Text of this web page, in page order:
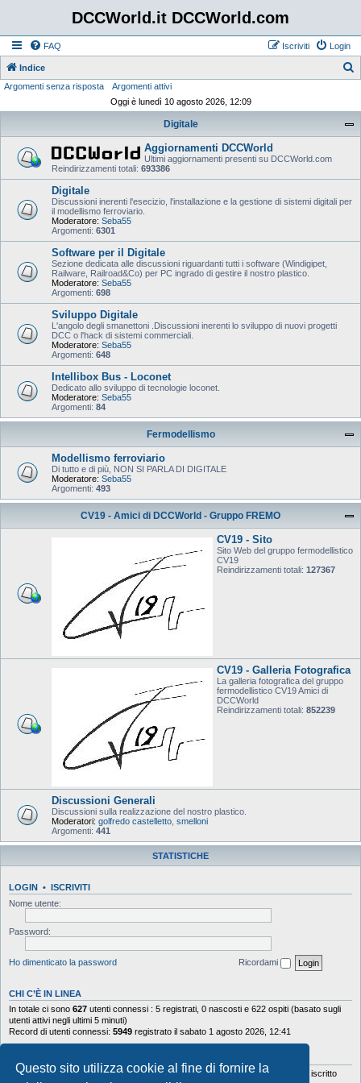
Questo sito utilizza cookie al fine di fornire la
DCCWorld.it DCCWorld.com
FAQ Login
Iscriviti
Indice
Argomenti senza risposta
Argomenti attivi
Oggi è lunedì 10 agosto 2026, 12:09
Digitale
Aggiornamenti DCCWorld
Ultimi aggiornamenti presenti su DCCWorld.com
Reindirizzamenti totali: 693386
Digitale
Discussioni inerenti l'esecizio, l'installazione e la gestione di sistemi digitali per
il modellismo ferroviario.
Moderatore: Seba55
Argomenti: 6301
Software per il Digitale
Sezione dedicata alle discussioni riguardanti tutti i software (Windigipet,
Railware, Railroad&Co) per PC ingrado di gestire il nostro plastico.
Moderatore: Seba55
Argomenti: 698
Sviluppo Digitale
L'angolo degli smanettoni .Discussioni inerenti lo sviluppo di nuovi progetti
DCC o l'hack di sistemi commerciali.
Moderatore: Seba55
Argomenti: 648
Intellibox Bus - Loconet
Dedicato allo sviluppo di tecnologie loconet.
Moderatore: Seba55
Argomenti: 84
Fermodellismo
Modellismo ferroviario
Di tutto e di più, NON SI PARLA DI DIGITALE
Moderatore: Seba55
Argomenti: 493
CV19 - Amici di DCCWorld - Gruppo FREMO
CV19 - Sito
Sito Web del gruppo fermodellistico
CV19
Reindirizzamenti totali: 127367
CV19 - Galleria Fotografica
La galleria fotografica del gruppo
fermodellistico CV19 Amici di
DCCWorld
Reindirizzamenti totali: 852239
Discussioni Generali
Discussioni sulla realizzazione del nostro plastico.
Moderatori: golfredo castelletto smelloni
Argomenti: 441
STATISTICHE
LOGIN • ISCRIVITI
Nome utente:
Password:
Ho dimenticato la password Ricordami
CHI C’È IN LINEA
In totale ci sono 627 utenti connessi : 5 registrati, 0 nascosti e 622 ospiti (basato sugli
utenti attivi negli ultimi 5 minuti)
Record di utenti connessi: 5949 registrato il sabato 1 agosto 2026, 12:41
Totale messaggi103644• Totale argomenti 9878• Totale iscritti 5630
• Ultimo iscritto